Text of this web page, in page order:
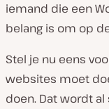
iemand die een
belang is om op
Stel je nu eens
websites moet
doen. Dat wordt